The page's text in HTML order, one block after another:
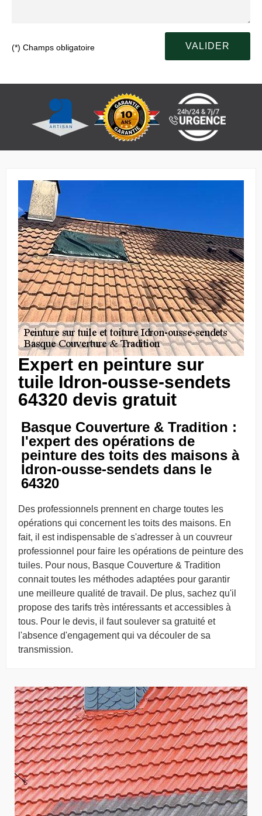
(*) Champs obligatoire
Expert en peinture sur
tuile Idron-ousse-sendets
64320 devis gratuit
Basque Couverture & Tradition :
l'expert des opérations de
peinture des toits des maisons à
Idron-ousse-sendets dans le
64320
Des professionnels prennent en charge toutes les
opérations qui concernent les toits des maisons. En
fait, il est indispensable de s'adresser à un couvreur
professionnel pour faire les opérations de peinture des
tuiles. Pour nous, Basque Couverture & Tradition
connait toutes les méthodes adaptées pour garantir
une meilleure qualité de travail. De plus, sachez qu'il
propose des tarifs très intéressants et accessibles à
tous. Pour le devis, il faut soulever sa gratuité et
l'absence d'engagement qui va découler de sa
transmission.